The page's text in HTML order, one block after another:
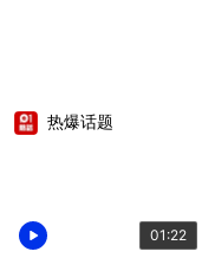
01:22
热爆话题